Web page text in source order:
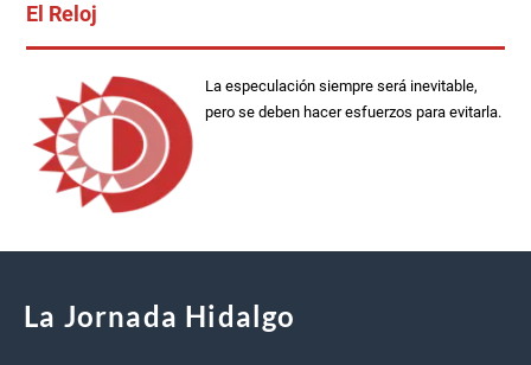
El Reloj
La especulación siempre será inevitable,
pero se deben hacer esfuerzos para evitarla.
La Jornada Hidalgo